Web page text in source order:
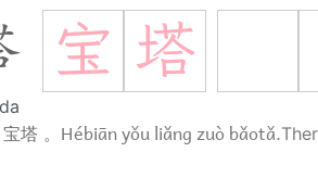
宝 塔
塔 。 Hébiān yǒu liǎng zuò bǎotǎ.